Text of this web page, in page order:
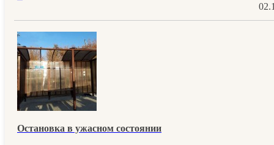
Остановка в ужасном состоянии